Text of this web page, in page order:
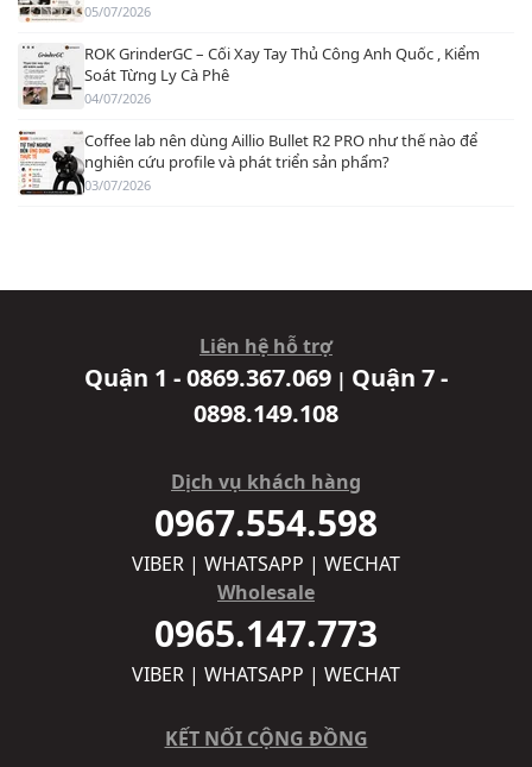
05/07/2026
ROK GrinderGC – Cối Xay Tay Thủ Công Anh Quốc , Kiểm
Soát Từng Ly Cà Phê
04/07/2026
Coffee lab nên dùng Aillio Bullet R2 PRO như thế nào để
nghiên cứu profile và phát triển sản phẩm?
03/07/2026
Liên hệ hỗ trợ
Quận 1 - 0869.367.069 | Quận 7 -
0898.149.108
Dịch vụ khách hàng
0967.554.598
VIBER | WHATSAPP | WECHAT
Wholesale
0965.147.773
VIBER | WHATSAPP | WECHAT
KẾT NỐI CỘNG ĐỒNG